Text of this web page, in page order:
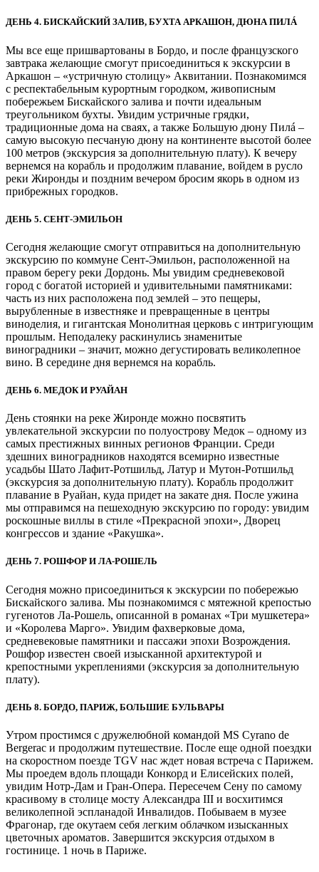
ДЕНЬ 4. БИСКАЙСКИЙ ЗАЛИВ, БУХТА АРКАШОН, ДЮНА ПИЛÁ
Мы все еще пришвартованы в Бордо, и после французского
завтрака желающие смогут присоединиться к экскурсии в
Аркашон – «устричную столицу» Аквитании. Познакомимся
с респектабельным курортным городком, живописным
побережьем Бискайского залива и почти идеальным
треугольником бухты. Увидим устричные грядки,
традиционные дома на сваях, а также Большую дюну Пилá –
самую высокую песчаную дюну на континенте высотой более
100 метров (экскурсия за дополнительную плату). К вечеру
вернемся на корабль и продолжим плавание, войдем в русло
реки Жиронды и поздним вечером бросим якорь в одном из
прибрежных городков.
ДЕНЬ 5. СЕНТ-ЭМИЛЬОН
Сегодня желающие смогут отправиться на дополнительную
экскурсию по коммуне Сент-Эмильон, расположенной на
правом берегу реки Дордонь. Мы увидим средневековой
город с богатой историей и удивительными памятниками:
часть из них расположена под землей – это пещеры,
вырубленные в известняке и превращенные в центры
виноделия, и гигантская Монолитная церковь с интригующим
прошлым. Неподалеку раскинулись знаменитые
виноградники – значит, можно дегустировать великолепное
вино. В середине дня вернемся на корабль.
ДЕНЬ 6. МЕДОК И РУАЙАН
День стоянки на реке Жиронде можно посвятить
увлекательной экскурсии по полуострову Медок – одному из
самых престижных винных регионов Франции. Среди
здешних виноградников находятся всемирно известные
усадьбы Шато Лафит-Ротшильд, Латур и Мутон-Ротшильд
(экскурсия за дополнительную плату). Корабль продолжит
плавание в Руайан, куда придет на закате дня. После ужина
мы отправимся на пешеходную экскурсию по городу: увидим
роскошные виллы в стиле «Прекрасной эпохи», Дворец
конгрессов и здание «Ракушка».
ДЕНЬ 7. РОШФОР И ЛА-РОШЕЛЬ
Сегодня можно присоединиться к экскурсии по побережью
Бискайского залива. Мы познакомимся с мятежной крепостью
гугенотов Ла-Рошель, описанной в романах «Три мушкетера»
и «Королева Марго». Увидим фахверковые дома,
средневековые памятники и пассажи эпохи Возрождения.
Рошфор известен своей изысканной архитектурой и
крепостными укреплениями (экскурсия за дополнительную
плату).
ДЕНЬ 8. БОРДО, ПАРИЖ, БОЛЬШИЕ БУЛЬВАРЫ
Утром простимся с дружелюбной командой MS Cyrano de
Bergerac и продолжим путешествие. После еще одной поездки
на скоростном поезде TGV нас ждет новая встреча с Парижем.
Мы проедем вдоль площади Конкорд и Елисейских полей,
увидим Нотр-Дам и Гран-Опера. Пересечем Сену по самому
красивому в столице мосту Александра III и восхитимся
великолепной эспланадой Инвалидов. Побываем в музее
Фрагонар, где окутаем себя легким облачком изысканных
цветочных ароматов. Завершится экскурсия отдыхом в
гостинице. 1 ночь в Париже.